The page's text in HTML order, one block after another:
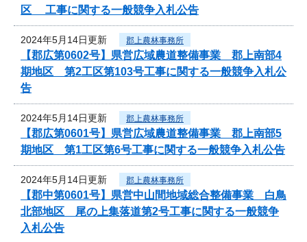
区 工事に関する一般競争入札公告
2024年5月14日更新 郡上農林事務所
【郡広第0602号】県営広域農道整備事業 郡上南部4
期地区 第2工区第103号工事に関する一般競争入札公
告
2024年5月14日更新 郡上農林事務所
【郡広第0601号】県営広域農道整備事業 郡上南部5
期地区 第1工区第6号工事に関する一般競争入札公告
2024年5月14日更新 郡上農林事務所
【郡中第0601号】県営中山間地域総合整備事業 白鳥
北部地区 尾の上集落道第2号工事に関する一般競争
入札公告